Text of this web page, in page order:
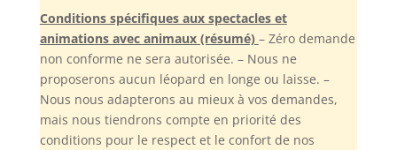
Conditions spécifiques aux spectacles et
animations avec animaux (résumé) – Zéro demande
non conforme ne sera autorisée. – Nous ne
proposerons aucun léopard en longe ou laisse. –
Nous nous adapterons au mieux à vos demandes,
mais nous tiendrons compte en priorité des
conditions pour le respect et le confort de nos